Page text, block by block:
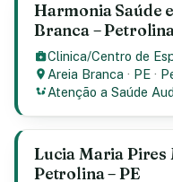
Harmonia Saúde
Branca –
Clinica/Centro de
Areia Branca · PE ·
Atenção a Saúde
Lucia Maria Pires
Petrolina – PE